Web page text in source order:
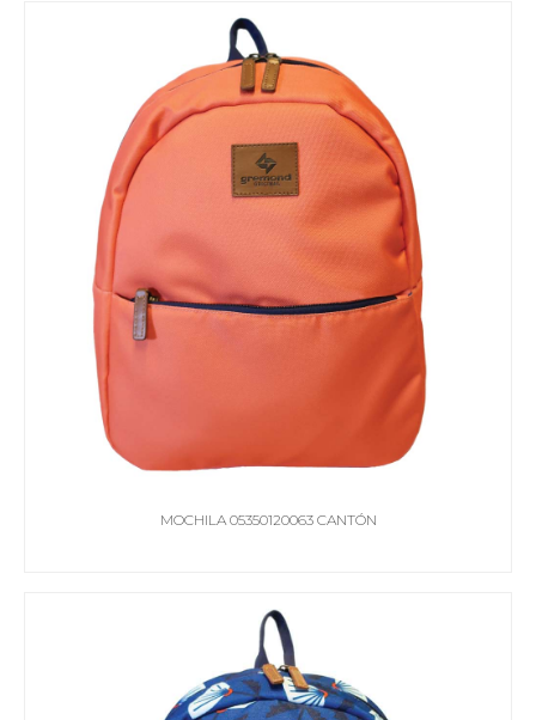
MOCHILA 05350120063 CANTÓN